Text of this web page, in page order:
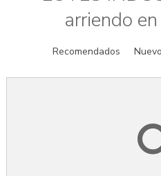
arriendo
Recomendados